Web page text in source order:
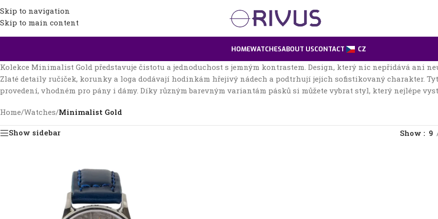
Skip to navigation
Skip to main content
HOMEWATCHESABOUT USCONTACT CZ
Kolekce Minimalist Gold představuje čistotu a jednoduchost s jemným kontrastem. Design, který nic nepřidává ani
Zlaté detaily ručiček, korunky a loga dodávají hodinkám hřejivý nádech a podtrhují jejich sofistikovaný charakter.
provedení, vhodném pro pány i dámy. Díky různým barevným variantám pásků si můžete vybrat styl, který nejlépe
Home/Watches/Minimalist Gold
Show sidebar Show 9